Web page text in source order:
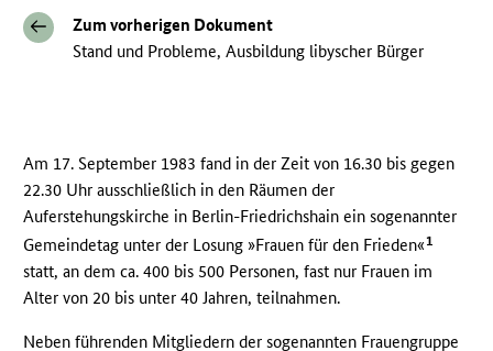
Zum vorherigen Dokument
Stand und Probleme, Ausbildung libyscher Bürger
Am 17. September 1983 fand in der Zeit von 16.30 bis gegen
22.30 Uhr ausschließlich in den Räumen der
Auferstehungskirche in Berlin-Friedrichshain ein sogenannter
Gemeindetag unter der Losung »Frauen für den Frieden«1
statt, an dem ca. 400 bis 500 Personen, fast nur Frauen im
Alter von 20 bis unter 40 Jahren, teilnahmen.
Neben führenden Mitgliedern der sogenannten Frauengruppe